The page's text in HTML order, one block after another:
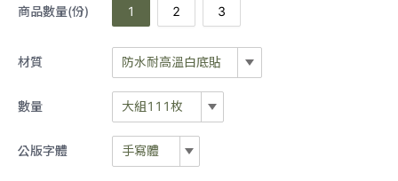
商品數量(份) 1 2 3
材質 防水耐高溫白底貼
防水耐高溫白底貼
數量 大組111枚
大組111枚
公版字體 手寫體